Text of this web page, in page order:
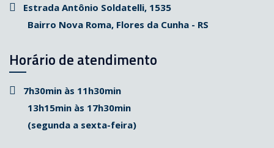
Estrada Antônio Soldatelli, 1535
Bairro Nova Roma, Flores da Cunha - RS
Horário de atendimento
7h30min às 11h30min
13h15min às 17h30min
(segunda a sexta-feira)